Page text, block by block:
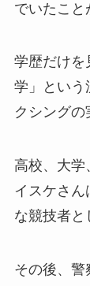
でいたこと
学歴だけを
学」という
クシングの
高校、大学
イスケさ
な競技者と
その後、警